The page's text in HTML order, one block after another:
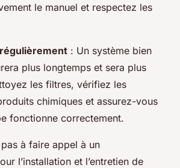
le manuel et respectez les
: Un système bien
plus longtemps et sera plus
les filtres, vérifiez les
chimiques et assurez-vous
fonctionne correctement.
pas à faire appel à un
l’installation et l’entretien de